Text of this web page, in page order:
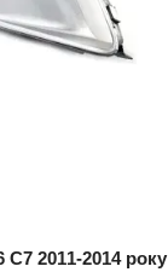
2011-2014 року